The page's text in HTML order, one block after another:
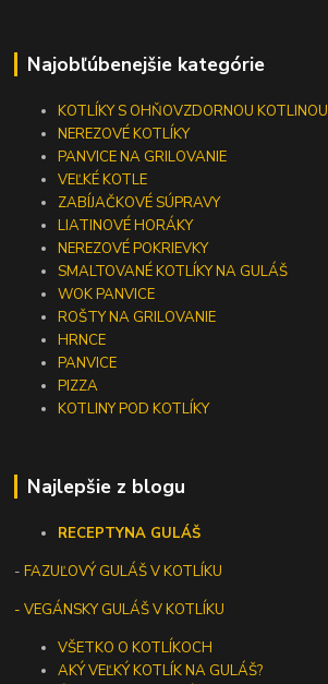
Najobľúbenejšie kategórie
KOTLÍKY S OHŇOVZDORNOU KOTLINOU
NEREZOVÉ KOTLÍKY
PANVICE NA GRILOVANIE
VEĽKÉ KOTLE
ZABÍJAČKOVÉ SÚPRAVY
LIATINOVÉ HORÁKY
NEREZOVÉ POKRIEVKY
SMALTOVANÉ KOTLÍKY NA GULÁŠ
WOK PANVICE
ROŠTY NA GRILOVANIE
HRNCE
PANVICE
PIZZA
KOTLINY POD KOTLÍKY
Najlepšie z blogu
RECEPTYNA GULÁŠ
-FAZUĽOVÝ GULÁŠ V KOTLÍKU
- VEGÁNSKY GULÁŠ V KOTLÍKU
VŠETKO O KOTLÍKOCH
AKÝ VEĽKÝ KOTLÍK NA GULÁŠ?